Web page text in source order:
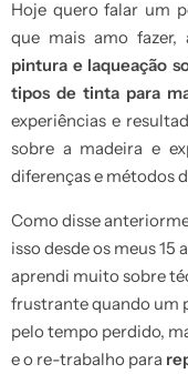
Hoje quero falar um
que mais amo
pintura e laqueação
tipos de tinta para
experiências e
sobre a madeira e
diferenças e métodos
Como disse
isso desde os meus 15
aprendi muito sobre
frustrante quando um
pelo tempo perdido,
e o re-trabalho para